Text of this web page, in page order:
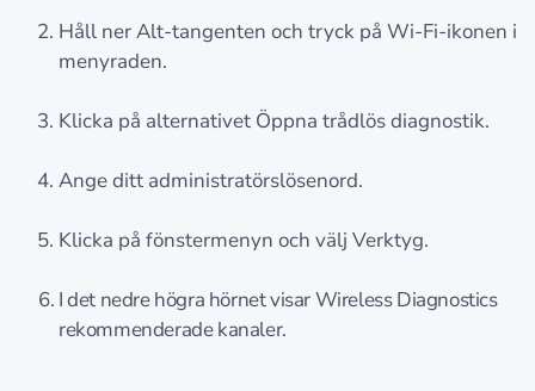
Håll ner Alt-tangenten och tryck på Wi-Fi-ikonen i
menyraden.
Klicka på alternativet Öppna trådlös diagnostik.
Ange ditt administratörslösenord.
Klicka på fönstermenyn och välj Verktyg.
I det nedre högra hörnet visar Wireless Diagnostics
rekommenderade kanaler.